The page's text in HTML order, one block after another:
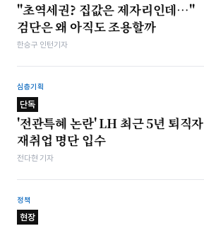
"초역세권? 집값은 제자리인데…"
검단은 왜 아직도 조용할까
한승구 인턴기자
심층기획
단독
'전관특혜 논란' LH 최근 5년 퇴직자
재취업 명단 입수
전다현 기자
정책
현장